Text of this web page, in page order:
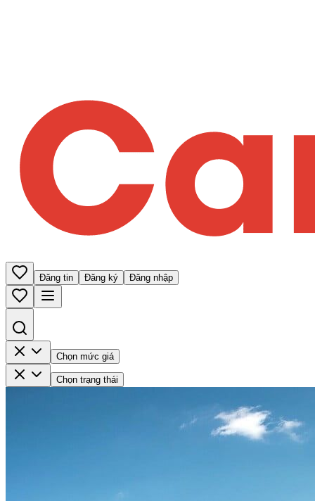
Đăng tin Đăng ký Đăng nhập
Chọn mức giá
Chọn trạng thái